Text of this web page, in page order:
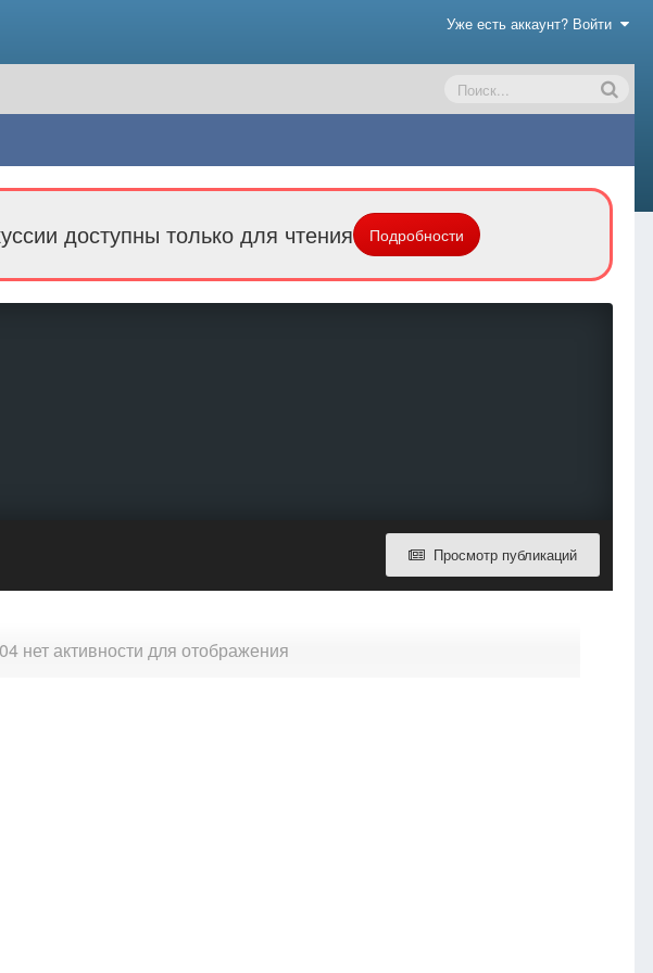
Уже есть аккаунт? Войти
доступны только для чтения Подробности
Просмотр публикаций
нет активности для отображения